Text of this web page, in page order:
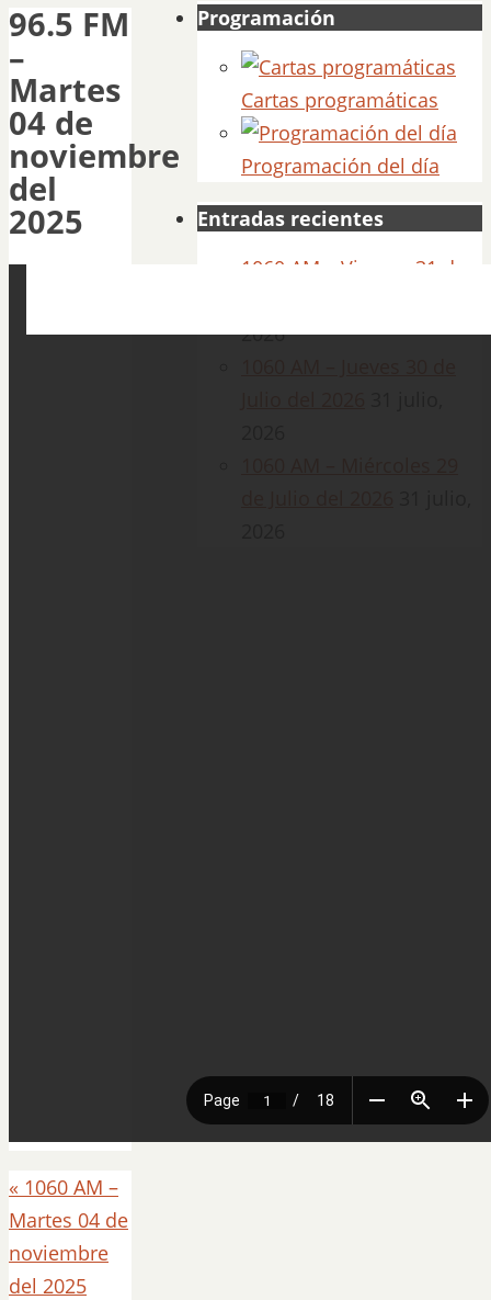
96.5 FM
–
Martes
04 de
noviembre
del
2025
« 1060 AM –
Martes 04 de
noviembre
del 2025
Programación
Cartas programáticas
Programación del día
Entradas recientes
1060 AM – Viernes 31 de
2026